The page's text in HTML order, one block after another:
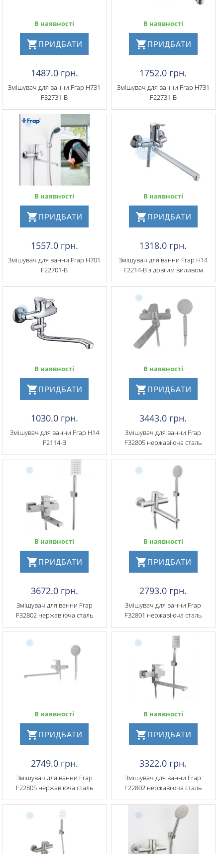
В наявності
ПРИДБАТИ
1487.0 грн.
Змішувач для ванни Frap H731
F32731-B
В наявності
ПРИДБАТИ
1752.0 грн.
Змішувач для ванни Frap H731
F22731-B
В наявності
ПРИДБАТИ
1557.0 грн.
Змішувач для ванни Frap H701
F22701-B
В наявності
ПРИДБАТИ
1318.0 грн.
Змішувач для ванни Frap H14
F2214-B з довгим виливом
В наявності
ПРИДБАТИ
1030.0 грн.
Змішувач для ванни Frap H14
F2114-B
В наявності
ПРИДБАТИ
3443.0 грн.
Змішувач для ванни Frap
F32805 нержавіюча сталь
В наявності
ПРИДБАТИ
3672.0 грн.
Змішувач для ванни Frap
F32802 нержавіюча сталь
В наявності
ПРИДБАТИ
2793.0 грн.
Змішувач для ванни Frap
F32801 нержавіюча сталь
В наявності
ПРИДБАТИ
2749.0 грн.
Змішувач для ванни Frap
F22805 нержавіюча сталь
В наявності
ПРИДБАТИ
3322.0 грн.
Змішувач для ванни Frap
F22802 нержавіюча сталь